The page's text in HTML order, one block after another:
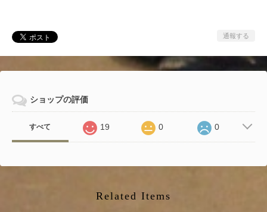
通報する
ショップの評価
すべて 19 0 0
Related Items